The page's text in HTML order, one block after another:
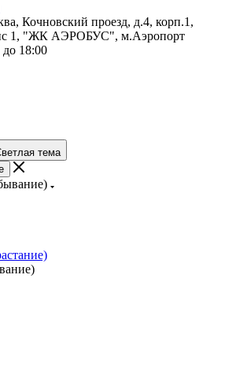
Кочновский проезд, д.4, корп.1,
1, "ЖК АЭРОБУС", м.Аэропорт
18:00
тема